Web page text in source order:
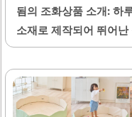
됨의 조화상품 소개: 하
소재로 제작되어 뛰어
세탁이 가능하여 위생
다. 발매트의 두께는 적
느껴지는 푹신한 쿠션
심플하면서도 세련된